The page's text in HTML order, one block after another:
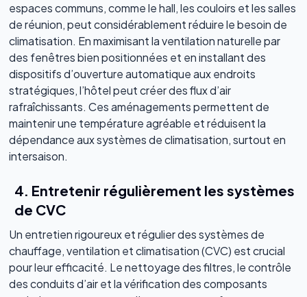
espaces communs, comme le hall, les couloirs et les salles
de réunion, peut considérablement réduire le besoin de
climatisation. En maximisant la ventilation naturelle par
des fenêtres bien positionnées et en installant des
dispositifs d’ouverture automatique aux endroits
stratégiques, l’hôtel peut créer des flux d’air
rafraîchissants. Ces aménagements permettent de
maintenir une température agréable et réduisent la
dépendance aux systèmes de climatisation, surtout en
intersaison.
4. Entretenir régulièrement les systèmes
de CVC
Un entretien rigoureux et régulier des systèmes de
chauffage, ventilation et climatisation (CVC) est crucial
pour leur efficacité. Le nettoyage des filtres, le contrôle
des conduits d’air et la vérification des composants